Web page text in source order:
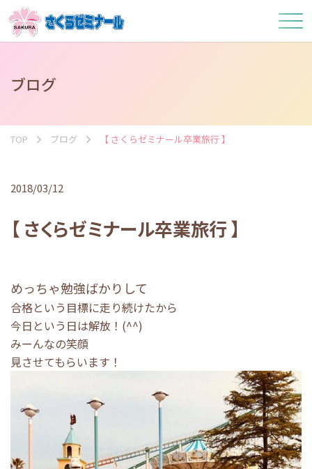
ブログ
TOP ブログ 【 さくらゼミナール卒業旅行 】
2018/03/12
【 さくらゼミナール卒業旅行 】
めっちゃ勉強ばかりして
合格という目標に走り続けたから
今日という日は解放！(^^)
みーんなの笑顔
見させてもらいます！